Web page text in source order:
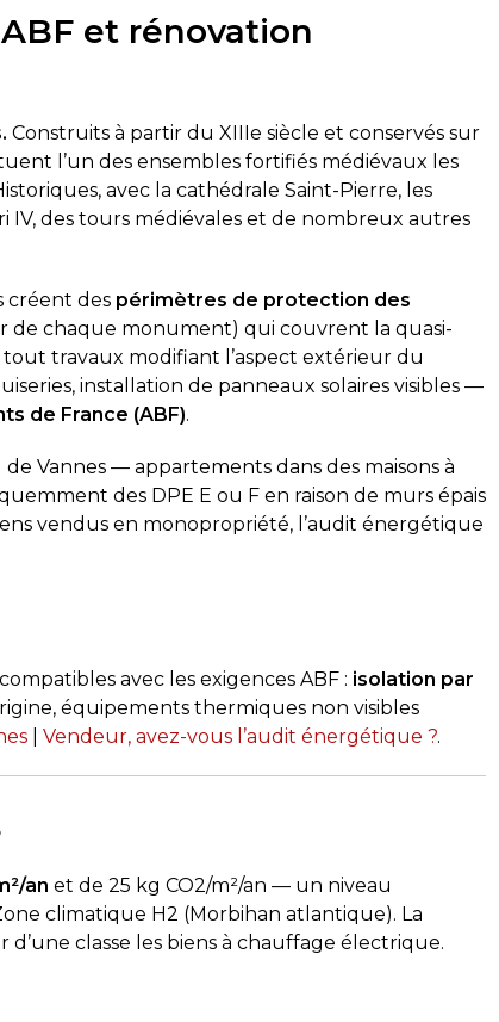
et rénovation
Construits à partir du XIIIe siècle et conservés sur
l’un des ensembles fortifiés médiévaux les
avec la cathédrale Saint-Pierre, les
IV, des tours médiévales et de nombreux autres
créent des périmètres de protection des
de chaque monument) qui couvrent la quasi-
travaux modifiant l’aspect extérieur du
installation de panneaux solaires visibles —
de France (ABF).
de Vannes — appartements dans des maisons à
des DPE E ou F en raison de murs épais
vendus en monopropriété, l’audit énergétique
avec les exigences ABF : isolation par
équipements thermiques non visibles
|Vendeur, avez-vous l’audit énergétique ?.
an et de 25 kg CO2/m²/an — un niveau
climatique H2 (Morbihan atlantique). La
classe les biens à chauffage électrique.